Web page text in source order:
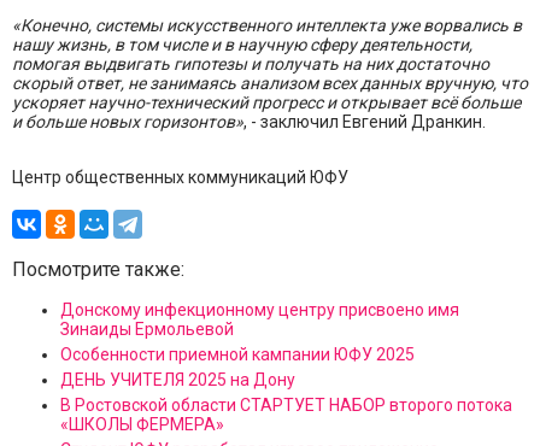
«Конечно, системы искусственного интеллекта уже ворвались в
нашу жизнь, в том числе и в научную сферу деятельности,
помогая выдвигать гипотезы и получать на них достаточно
скорый ответ, не занимаясь анализом всех данных вручную, что
ускоряет научно-технический прогресс и открывает всё больше
и больше новых горизонтов», - заключил Евгений Дранкин.
Центр общественных коммуникаций ЮФУ
Посмотрите также:
Донскому инфекционному центру присвоено имя
Зинаиды Ермольевой
Особенности приемной кампании ЮФУ 2025
ДЕНЬ УЧИТЕЛЯ 2025 на Дону
В Ростовской области СТАРТУЕТ НАБОР второго потока
«ШКОЛЫ ФЕРМЕРА»